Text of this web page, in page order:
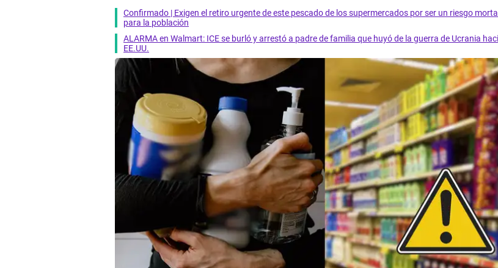
Confirmado | Exigen el retiro urgente de este pescado de los supermercados por ser un riesgo
para la población
ALARMA en Walmart: ICE se burló y arrestó a padre de familia que huyó de la guerra de Ucrania
EE.UU.